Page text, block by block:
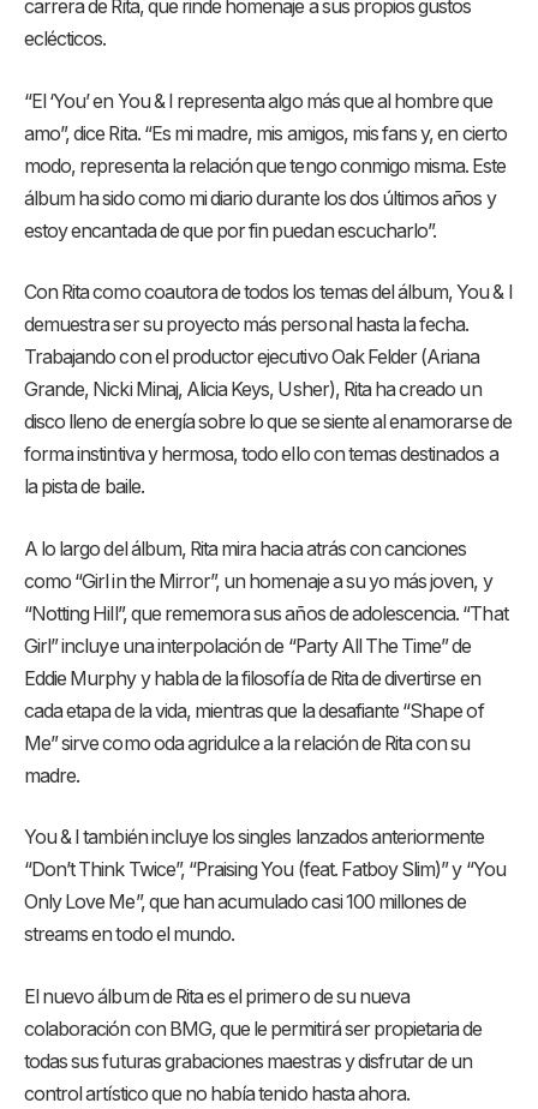
carrera de Rita, que rinde homenaje a sus propios gustos
eclécticos.
“El ‘You’ en You & I representa algo más que al hombre que
amo”, dice Rita. “Es mi madre, mis amigos, mis fans y, en cierto
modo, representa la relación que tengo conmigo misma. Este
álbum ha sido como mi diario durante los dos últimos años y
estoy encantada de que por fin puedan escucharlo”.
Con Rita como coautora de todos los temas del álbum, You & I
demuestra ser su proyecto más personal hasta la fecha.
Trabajando con el productor ejecutivo Oak Felder (Ariana
Grande, Nicki Minaj, Alicia Keys, Usher), Rita ha creado un
disco lleno de energía sobre lo que se siente al enamorarse de
forma instintiva y hermosa, todo ello con temas destinados a
la pista de baile.
A lo largo del álbum, Rita mira hacia atrás con canciones
como “Girl in the Mirror”, un homenaje a su yo más joven, y
“Notting Hill”, que rememora sus años de adolescencia. “That
Girl” incluye una interpolación de “Party All The Time” de
Eddie Murphy y habla de la filosofía de Rita de divertirse en
cada etapa de la vida, mientras que la desafiante “Shape of
Me” sirve como oda agridulce a la relación de Rita con su
madre.
You & I también incluye los singles lanzados anteriormente
“Don’t Think Twice”, “Praising You (feat. Fatboy Slim)” y “You
Only Love Me”, que han acumulado casi 100 millones de
streams en todo el mundo.
El nuevo álbum de Rita es el primero de su nueva
colaboración con BMG, que le permitirá ser propietaria de
todas sus futuras grabaciones maestras y disfrutar de un
control artístico que no había tenido hasta ahora.